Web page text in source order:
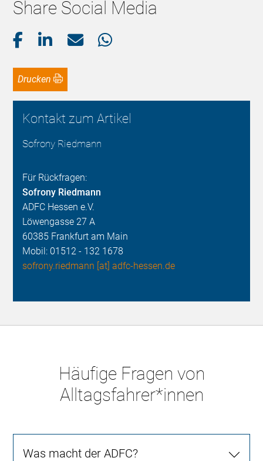
Share Social Media
Drucken
Kontakt zum Artikel
Sofrony Riedmann
Für Rückfragen:
Sofrony Riedmann
ADFC Hessen e.V.
Löwengasse 27 A
60385 Frankfurt am Main
Mobil: 01512 - 132 1678
sofrony.riedmann [at] adfc-hessen.de
Häufige Fragen von
Alltagsfahrer*innen
Was macht der ADFC?